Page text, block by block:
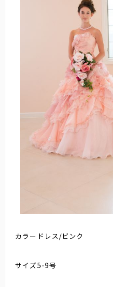
カラードレス/ピンク
サイズ5-9号